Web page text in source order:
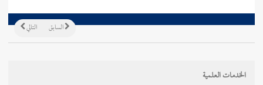
التالي السابق
الخدمات العلمية